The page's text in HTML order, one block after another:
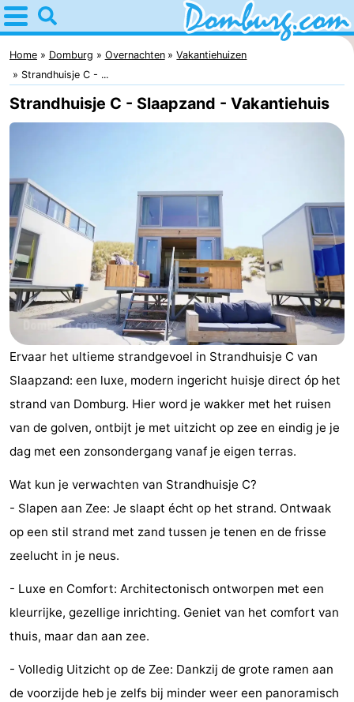
Home
Domburg
Tips
Voor
Webcam
Webcam
Strand
Overnachten
Appartementen
-
Park
Loverendale
-
Résidence
Wijngaerde
Bed
(&
breakfasts)
Campings
Hotels
Vakantiehuizen
-
Buitenhof
Domburg
-
Hof
-
minutes
Strand
Home Domburg Overnachten
Vakantiehuizen
Strandhuisje C - ...
Strandhuisje C - Slaapzand - Vakantiehuis
Ervaar het ultieme strandgevoel in Strandhuisje C van
Slaapzand: een luxe, modern ingericht huisje direct óp het
strand van Domburg. Hier word je wakker met het ruisen
van de golven, ontbijt je met uitzicht op zee en eindig je je
dag met een zonsondergang vanaf je eigen terras.
Wat kun je verwachten van Strandhuisje C?
- Slapen aan Zee: Je slaapt écht op het strand. Ontwaak
op een stil strand met zand tussen je tenen en de frisse
zeelucht in je neus.
- Luxe en Comfort: Architectonisch ontworpen met een
kleurrijke, gezellige inrichting. Geniet van het comfort van
thuis, maar dan aan zee.
- Volledig Uitzicht op de Zee: Dankzij de grote ramen aan
de voorzijde heb je zelfs bij minder weer een panoramisch